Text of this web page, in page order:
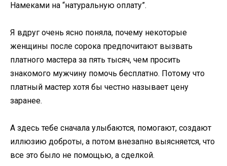
Намеками на “натуральную оплату”.
Я вдруг очень ясно поняла, почему некоторые
женщины после сорока предпочитают вызвать
платного мастера за пять тысяч, чем просить
знакомого мужчину помочь бесплатно. Потому что
платный мастер хотя бы честно называет цену
заранее.
А здесь тебе сначала улыбаются, помогают, создают
иллюзию доброты, а потом внезапно выясняется, что
все это было не помощью, а сделкой.